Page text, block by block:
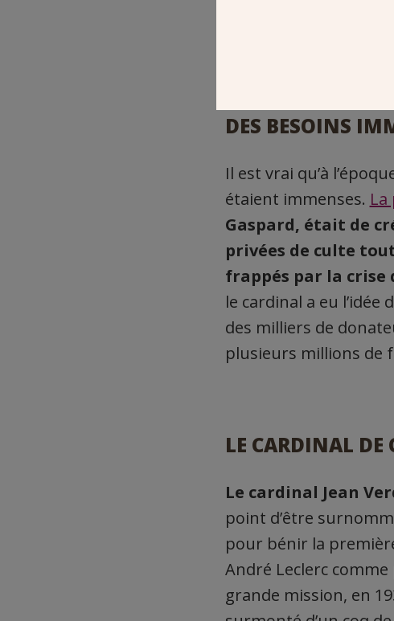
la construction de
DES BESOINS
Il est vrai qu’à
étaient immenses.
Gaspard, était de
privées de culte
frappés par la crise
le cardinal a eu
des milliers de
plusieurs millions de
LE CARDINAL DE
Le cardinal Jean
point d’être
pour bénir la
André Leclerc
grande mission, en